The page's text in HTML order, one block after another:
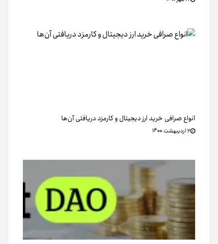
انواع صرافی خرید ارز دیجیتال و کارمزد دریافتی آن‌ها
۲ اردیبهشت ۱۴۰۰